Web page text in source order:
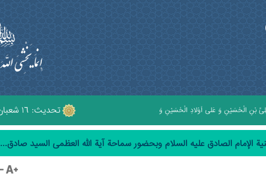
تحديث: ١٦ شعبان ١٤٤٧ الْحُسَيْنِ وَ عَلى اَصْحابِ الْحُسَيْنِ
الإمام الصادق عليه السلام وبحضور سماحة آية الله العظمى السيد صادق...